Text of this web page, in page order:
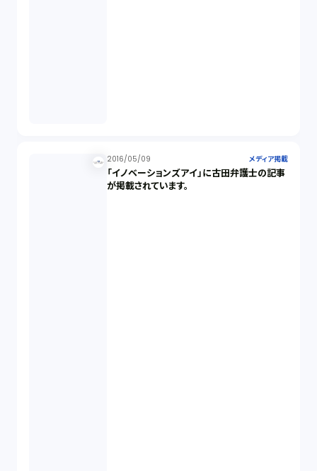
2016/05/09 メディア掲載
「イノベーションズアイ」に古田弁護士の記事
が掲載されています。